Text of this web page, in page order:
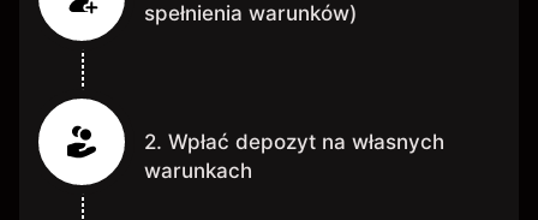
spełnienia warunków)
2. Wpłać depozyt na własnych
warunkach